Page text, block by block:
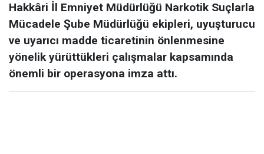
Hakkâri İl Emniyet Müdürlüğü Narkotik Suçlarla
Mücadele Şube Müdürlüğü ekipleri, uyuşturucu
ve uyarıcı madde ticaretinin önlenmesine
yönelik yürüttükleri çalışmalar kapsamında
önemli bir operasyona imza attı.